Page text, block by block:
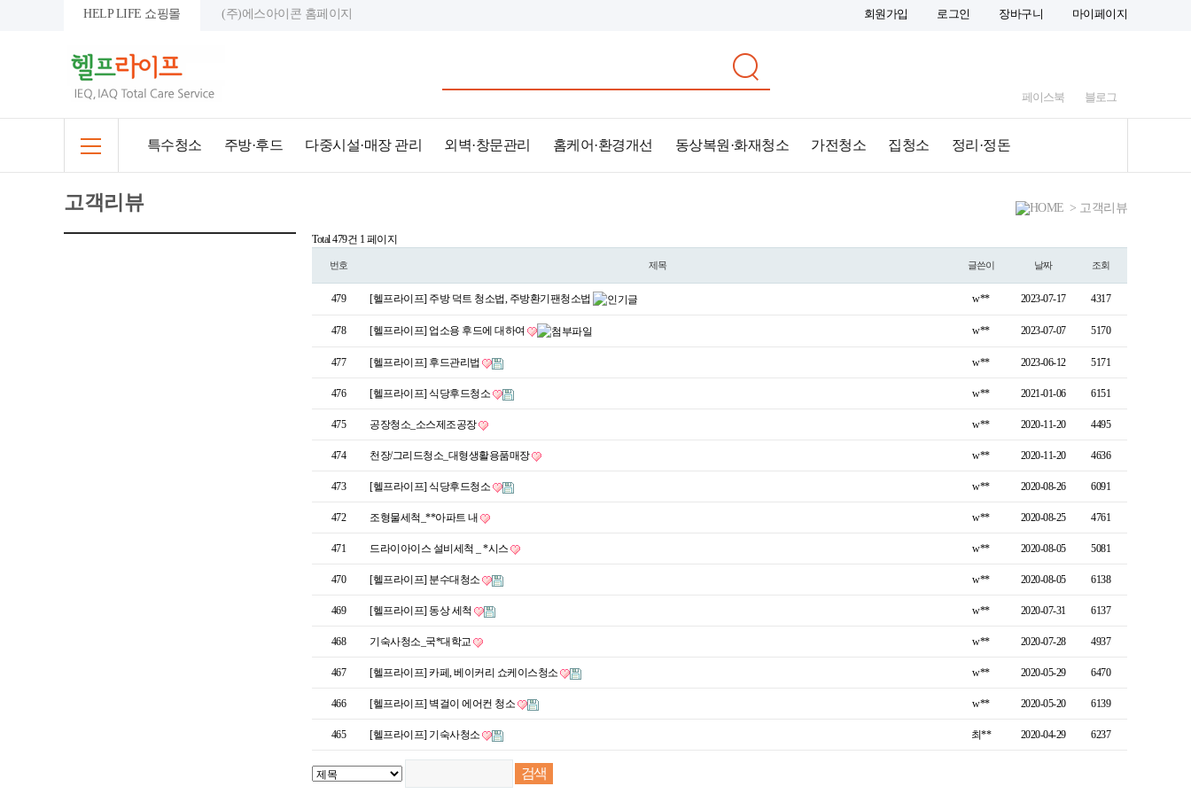
HELP LIFE 쇼핑몰 (주)에스아이콘 홈페이지 회원가입 로그인 장바구니 마이페이지
페이스북 블로그
특수청소 주방·후드 다중시설·매장 관리 외벽·창문관리 홈케어·환경개선 동상복원·화재청소 가전청소 집청소 정리·정돈
고객리뷰 > 고객리뷰
Total 479건 1 페이지
번호 제목 글쓴이 날짜 조회
479 [헬프라이프] 주방 덕트 청소법, 주방환기팬청소법 w** 2023-07-17 4317
478 [헬프라이프] 업소용 후드에 대하여 w** 2023-07-07 5170
477 [헬프라이프] 후드관리법 w** 2023-06-12 5171
476 [헬프라이프] 식당후드청소 w** 2021-01-06 6151
475 공장청소_소스제조공장 w** 2020-11-20 4495
474 천장/그리드청소_대형생활용품매장 w** 2020-11-20 4636
473 [헬프라이프] 식당후드청소 w** 2020-08-26 6091
472 조형물세척_**아파트 내 w** 2020-08-25 4761
471 드라이아이스 설비세척 _ *시스 w** 2020-08-05 5081
470 [헬프라이프] 분수대청소 w** 2020-08-05 6138
469 [헬프라이프] 동상 세척 w** 2020-07-31 6137
468 기숙사청소_국*대학교 w** 2020-07-28 4937
467 [헬프라이프] 카페, 베이커리 쇼케이스청소 w** 2020-05-29 6470
466 [헬프라이프] 벽걸이 에어컨 청소 w** 2020-05-20 6139
465 [헬프라이프] 기숙사청소 최** 2020-04-29 6237